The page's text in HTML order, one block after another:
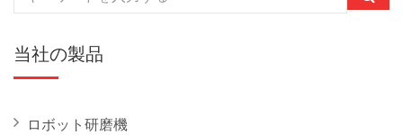
当社の製品
ロボット研磨機